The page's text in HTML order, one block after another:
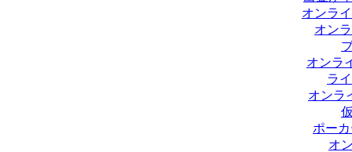
オンラ
オン
オンラ
ラ
オンラ
ポー
オ